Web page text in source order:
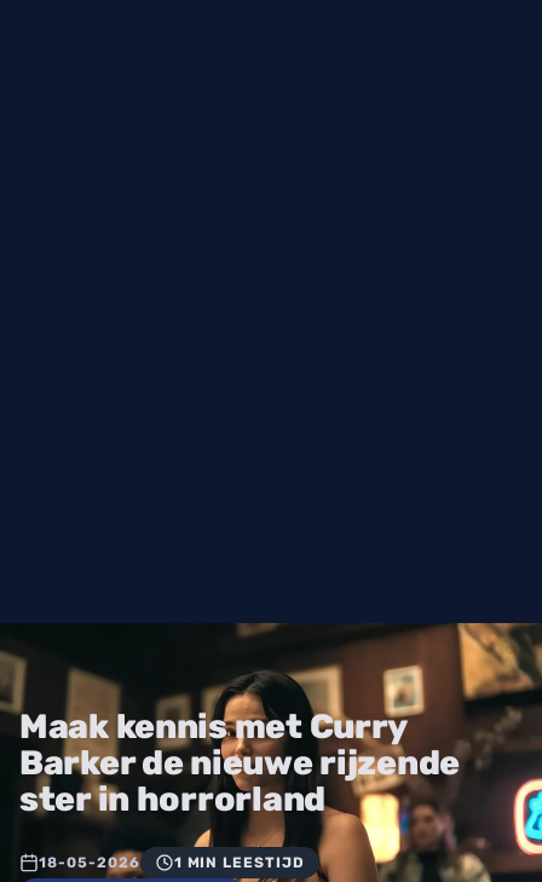
Maak kennis met Curry
Barker de nieuwe rijzende
ster in horrorland
18-05-2026 1 MIN LEESTIJD